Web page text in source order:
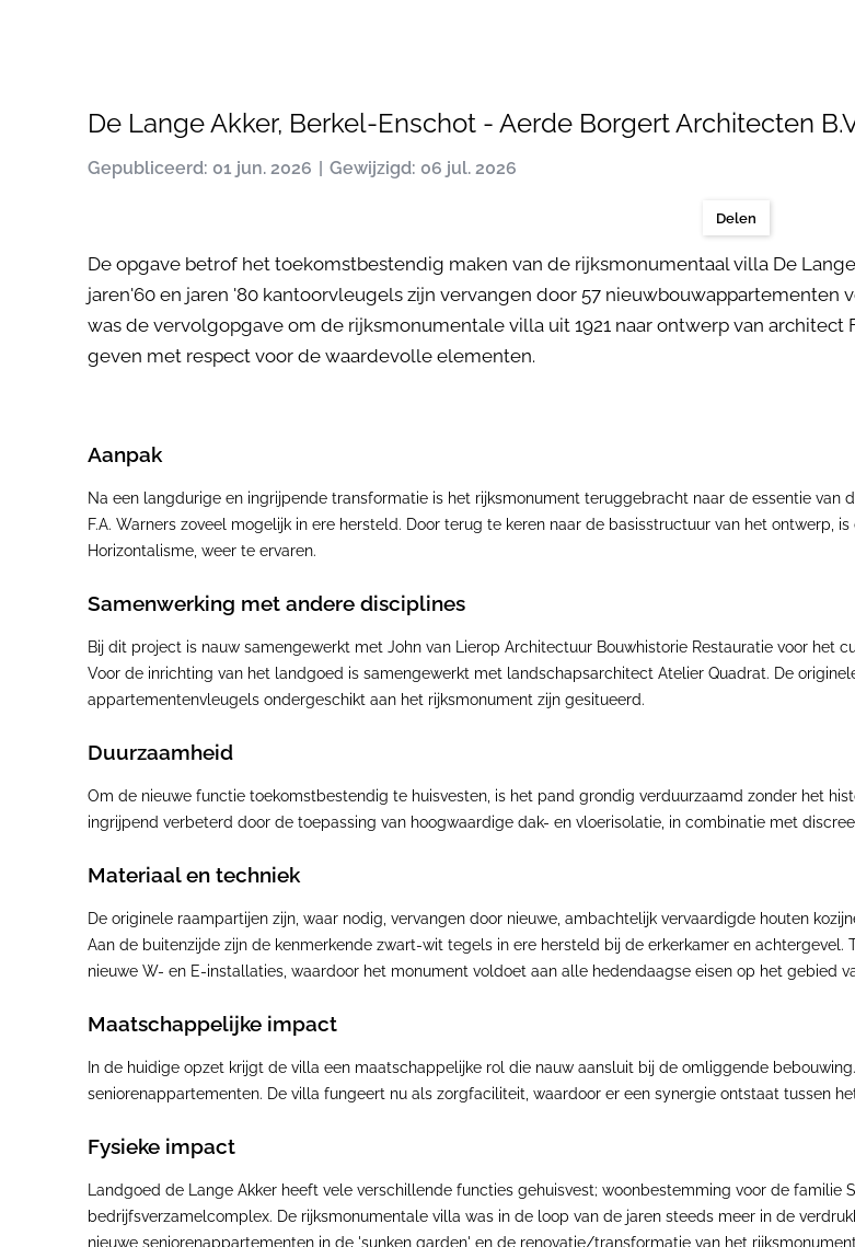
De Lange Akker, Berkel-Enschot - Aerde Borgert Architecten
Gepubliceerd: 01 jun. 2026 Gewijzigd: 06 jul. 2026
Delen
De opgave betrof het toekomstbestendig maken van de rijksmonumentaal villa De
jaren'60 en jaren '80 kantoorvleugels zijn vervangen door 57 nieuwbouwappartementen
was de vervolgopgave om de rijksmonumentale villa uit 1921 naar ontwerp van architect
geven met respect voor de waardevolle elementen.
Aanpak
Na een langdurige en ingrijpende transformatie is het rijksmonument teruggebracht naar de essentie van
F.A. Warners zoveel mogelijk in ere hersteld. Door terug te keren naar de basisstructuur van het ontwerp,
Horizontalisme, weer te ervaren.
Samenwerking met andere disciplines
Bij dit project is nauw samengewerkt met John van Lierop Architectuur Bouwhistorie Restauratie voor het
Voor de inrichting van het landgoed is samengewerkt met landschapsarchitect Atelier Quadrat. De
appartementenvleugels ondergeschikt aan het rijksmonument zijn gesitueerd.
Duurzaamheid
Om de nieuwe functie toekomstbestendig te huisvesten, is het pand grondig verduurzaamd zonder het
ingrijpend verbeterd door de toepassing van hoogwaardige dak- en vloerisolatie, in combinatie met
Materiaal en techniek
De originele raampartijen zijn, waar nodig, vervangen door nieuwe, ambachtelijk vervaardigde houten
Aan de buitenzijde zijn de kenmerkende zwart-wit tegels in ere hersteld bij de erkerkamer en
nieuwe W- en E-installaties, waardoor het monument voldoet aan alle hedendaagse eisen op het gebied
Maatschappelijke impact
In de huidige opzet krijgt de villa een maatschappelijke rol die nauw aansluit bij de omliggende
seniorenappartementen. De villa fungeert nu als zorgfaciliteit, waardoor er een synergie ontstaat tussen
Fysieke impact
Landgoed de Lange Akker heeft vele verschillende functies gehuisvest; woonbestemming voor de
bedrijfsverzamelcomplex. De rijksmonumentale villa was in de loop van de jaren steeds meer in de
nieuwe seniorenappartementen in de 'sunken garden' en de renovatie/transformatie van het